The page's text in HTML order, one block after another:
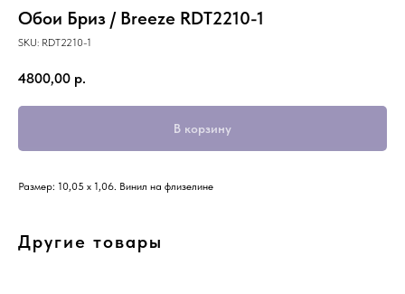
Обои Бриз / Breeze RDT2210-1
SKU: RDT2210-1
4800,00 р.
В корзину
Размер: 10,05 х 1,06. Винил на флизелине
Другие товары